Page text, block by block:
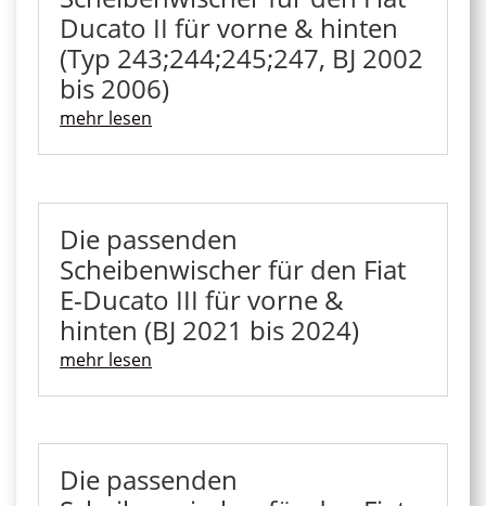
Ducato II für vorne & hinten
(Typ 243;244;245;247, BJ 2002
bis 2006)
mehr lesen
Die passenden
Scheibenwischer für den Fiat
E-Ducato III für vorne &
hinten (BJ 2021 bis 2024)
mehr lesen
Die passenden